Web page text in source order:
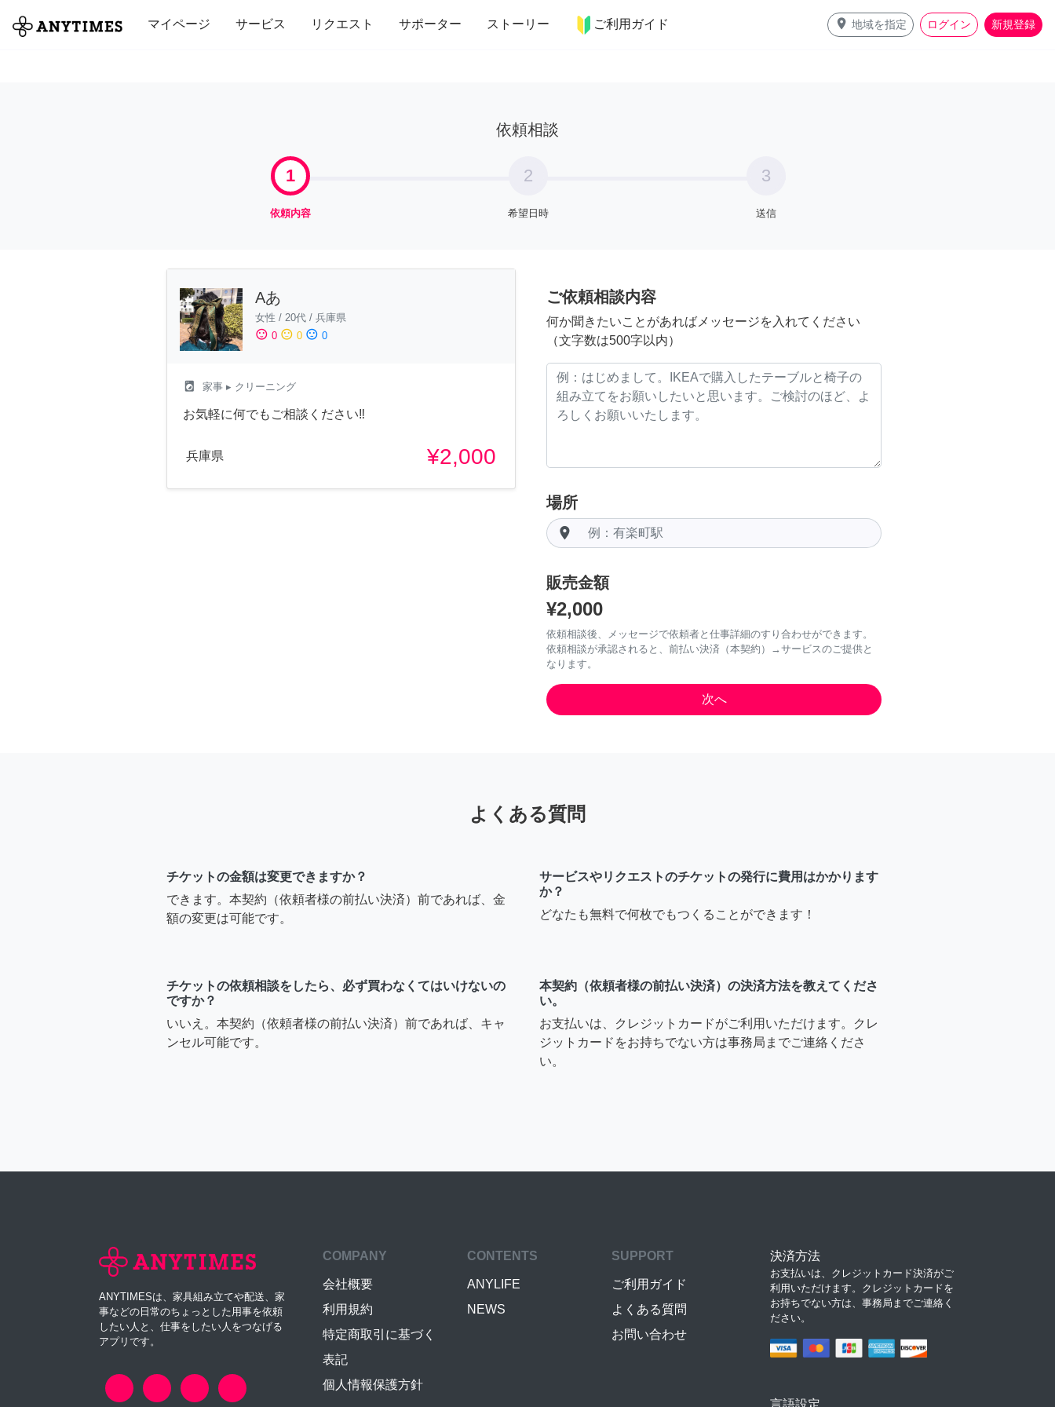
マイページ サービス リクエスト サポーター ストーリー ご利用ガイド place 地域を指定 ログイン 新規登録
全て 修理・組立 家事 引っ越し インテリア 趣味・習い事 ペット 料理
依頼相談
1
依頼内容
2
希望日時
3
送信
Aあ
女性 / 20代 / 兵庫県
sentiment_satisfied 0 sentiment_neutral 0 sentiment_dissatisfied 0
local_laundry_service 家事 ▸ クリーニング
お気軽に何でもご相談ください‼︎
兵庫県 ¥2,000
ご依頼相談内容
何か聞きたいことがあればメッセージを入れてください
（文字数は500字以内）
場所
room
販売金額
¥2,000
依頼相談後、メッセージで依頼者と仕事詳細のすり合わせができます。
依頼相談が承認されると、前払い決済（本契約）→サービスのご提供と
なります。
よくある質問
チケットの金額は変更できますか？
できます。本契約（依頼者様の前払い決済）前であれば、金
額の変更は可能です。
サービスやリクエストのチケットの発行に費用はかかります
か？
どなたも無料で何枚でもつくることができます！
チケットの依頼相談をしたら、必ず買わなくてはいけないの
ですか？
いいえ。本契約（依頼者様の前払い決済）前であれば、キャ
ンセル可能です。
本契約（依頼者様の前払い決済）の決済方法を教えてくださ
い。
お支払いは、クレジットカードがご利用いただけます。クレ
ジットカードをお持ちでない方は事務局までご連絡くださ
い。
ANYTIMESは、家具組み立てや配送、家
事などの日常のちょっとした用事を依頼
したい人と、仕事をしたい人をつなげる
アプリです。
COMPANY
会社概要
利用規約
特定商取引に基づく
表記
個人情報保護方針
CONTENTS
ANYLIFE
NEWS
SUPPORT
ご利用ガイド
よくある質問
お問い合わせ
決済方法
お支払いは、クレジットカード決済がご
利用いただけます。クレジットカードを
お持ちでない方は、事務局までご連絡く
ださい。
言語設定